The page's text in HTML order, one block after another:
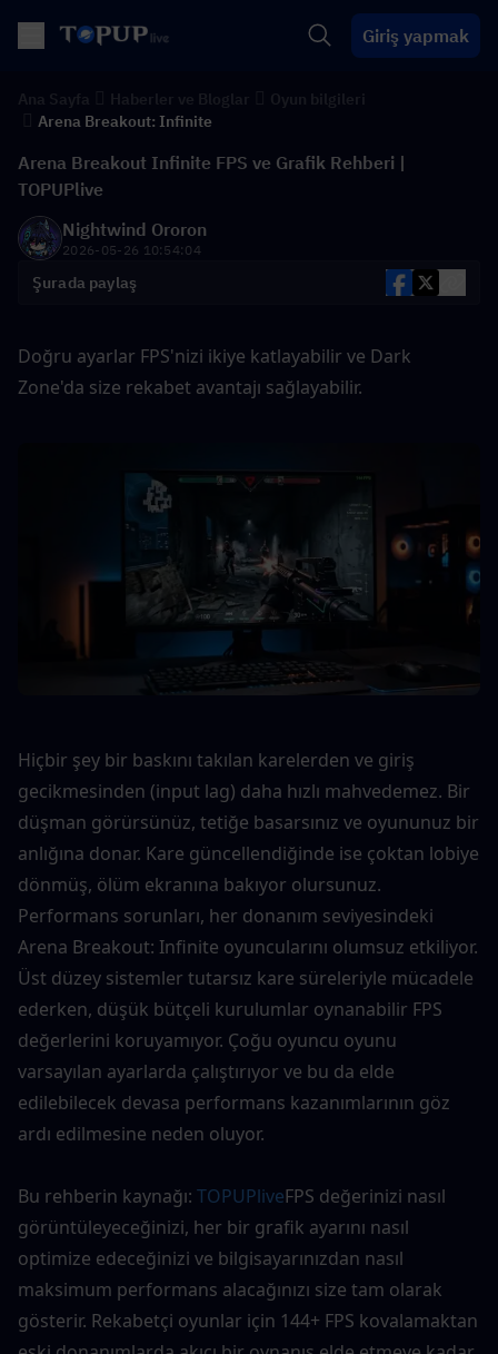
Giriş yapmak
Arena Breakout: Infinite
Arena Breakout Infinite FPS ve Grafik Rehberi |
TOPUPlive
Nightwind Ororon
2026-05-26 10:54:04
Şurada paylaş
Doğru ayarlar FPS'nizi ikiye katlayabilir ve Dark
Zone'da size rekabet avantajı sağlayabilir.
Hiçbir şey bir baskını takılan karelerden ve giriş
gecikmesinden (input lag) daha hızlı mahvedemez. Bir
düşman görürsünüz, tetiğe basarsınız ve oyununuz bir
anlığına donar. Kare güncellendiğinde ise çoktan lobiye
dönmüş, ölüm ekranına bakıyor olursunuz.
Performans sorunları, her donanım seviyesindeki
Arena Breakout: Infinite oyuncularını olumsuz etkiliyor.
Üst düzey sistemler tutarsız kare süreleriyle mücadele
ederken, düşük bütçeli kurulumlar oynanabilir FPS
değerlerini koruyamıyor. Çoğu oyuncu oyunu
varsayılan ayarlarda çalıştırıyor ve bu da elde
edilebilecek devasa performans kazanımlarının göz
ardı edilmesine neden oluyor.
Bu rehberin kaynağı: TOPUPliveFPS değerinizi nasıl
görüntüleyeceğinizi, her bir grafik ayarını nasıl
optimize edeceğinizi ve bilgisayarınızdan nasıl
maksimum performans alacağınızı size tam olarak
gösterir. Rekabetçi oyunlar için 144+ FPS kovalamaktan